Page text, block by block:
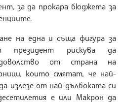
за да прокара бюджета за
на една и съща фигура за
президент рискува да
от страна на
които смятат, че най-
излезе от най-дълбоката си
е или Макрон да